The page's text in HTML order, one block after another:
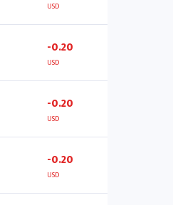
USD
-0.20
USD
-0.20
USD
-0.20
USD